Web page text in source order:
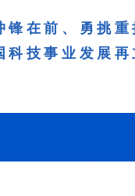
在前、勇挑
技事业发展再